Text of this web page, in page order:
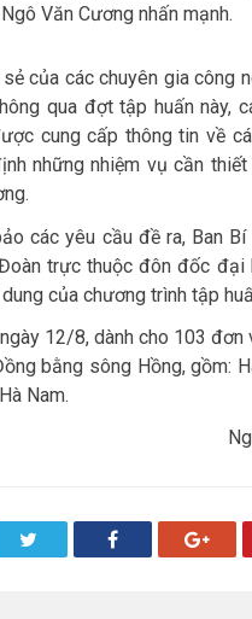
Văn Cương nhấn mạnh.
của các chuyên gia công
qua đợt tập huấn này,
cung cấp thông tin về
những nhiệm vụ cần
các yêu cầu đề ra, Ban
trực thuộc đôn đốc
của chương trình tập
12/8, dành cho 103
bằng sông Hồng, gồm:
Nam.
Twitter Facebook